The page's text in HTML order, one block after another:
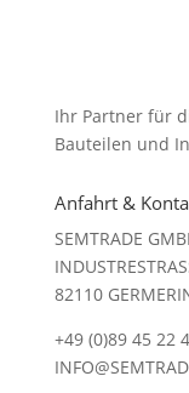
Ihr Partner für
Bauteilen und
Anfahrt &
SEMTRADE
82110
+49 (0)89 45 22